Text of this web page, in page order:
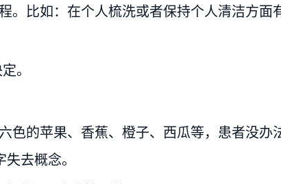
。比如：在个人梳洗或者保持个人清洁方面
。
色的苹果、香蕉、橙子、西瓜等，患者没办
去概念。